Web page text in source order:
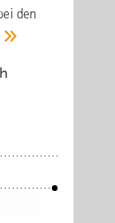
den